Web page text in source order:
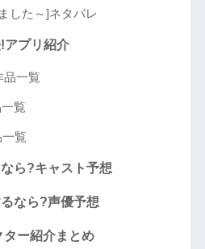
した～]ネタバレ
アプリ紹介
品一覧
覧
覧
ら?キャスト予想
なら?声優予想
ー紹介まとめ